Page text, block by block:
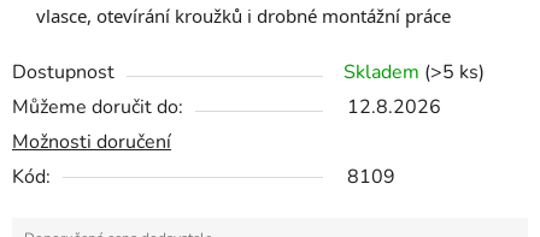
vlasce, otevírání kroužků i drobné montážní práce
Dostupnost Skladem (>5 ks)
Můžeme doručit do:
12.8.2026
Možnosti doručení
Kód:
8109